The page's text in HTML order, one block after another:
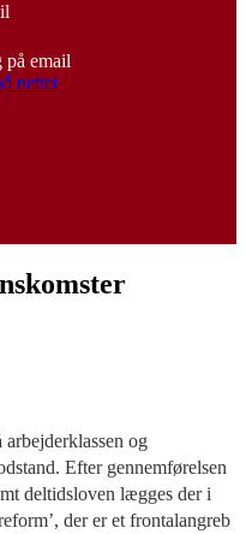
på email
arbejderklassen og
Efter gennemførelsen
deltidsloven lægges der i
der er et frontalangreb